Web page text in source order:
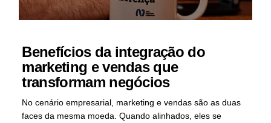
Benefícios da integração do
marketing e vendas que
transformam negócios
No cenário empresarial, marketing e vendas são as duas
faces da mesma moeda. Quando alinhados, eles se